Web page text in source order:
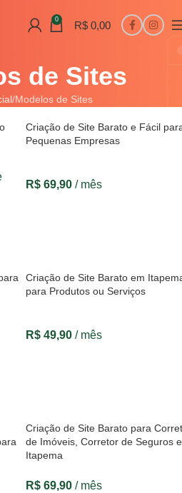
0 R$ 0,00
de Sites
Modelos de Sites
Criação de Site Barato e Fácil
Pequenas Empresas
R$ 69,90 / mês
Criação de Site Barato em
para Produtos ou Serviços
R$ 49,90 / mês
Criação de Site Barato para
de Imóveis, Corretor de Seguros
Itapema
R$ 69,90 / mês